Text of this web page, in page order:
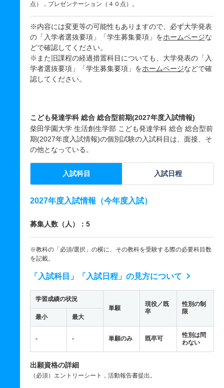
点），プレゼンテーション（４０点）。
※内容には変更等の可能性もありますので、必ず大学発表
の「入学者選抜要項」「学生募集要項」をホームページな
どで確認してください。
※また旧課程の経過措置科目についても、大学発表の「入
学者選抜要項」「学生募集要項」をホームページなどで確
認してください。
こども発達学科 総合 総合型前期(2027年度入試情報)
柴田学園大学 生活創生学部 こども発達学科 総合 総合型前
期(2027年度入試情報)の個別試験の入試科目は、面接、そ
の他となっている。
入試科目 入試日程
2027年度入試情報（今年度入試）
募集人数（人）：5
※教科の「必須/選択」の横に、その教科を受験する際の必要科目数
を記載。
「入試科目」「入試日程」の見方について
学習成績の状況
単願
現役／既
卒
性別の制
限
最小 最大
- - 単願のみ 既卒可
性別は問
わない
出願資格の詳細
（必須）エントリーシート，活動報告書提出。